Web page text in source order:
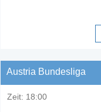
Austria Bundesliga
Zeit: 18:00